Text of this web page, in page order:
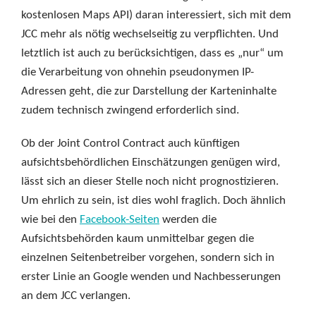
kostenlosen Maps API) daran interessiert, sich mit dem
JCC mehr als nötig wechselseitig zu verpflichten. Und
letztlich ist auch zu berücksichtigen, dass es „nur“ um
die Verarbeitung von ohnehin pseudonymen IP-
Adressen geht, die zur Darstellung der Karteninhalte
zudem technisch zwingend erforderlich sind.
Ob der Joint Control Contract auch künftigen
aufsichtsbehördlichen Einschätzungen genügen wird,
lässt sich an dieser Stelle noch nicht prognostizieren.
Um ehrlich zu sein, ist dies wohl fraglich. Doch ähnlich
wie bei den Facebook-Seiten werden die
Aufsichtsbehörden kaum unmittelbar gegen die
einzelnen Seitenbetreiber vorgehen, sondern sich in
erster Linie an Google wenden und Nachbesserungen
an dem JCC verlangen.